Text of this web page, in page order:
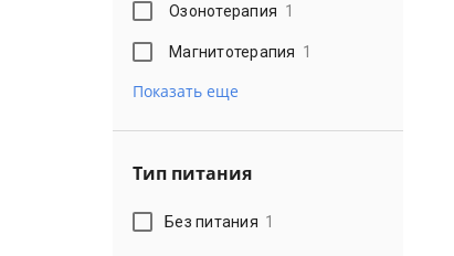
Озонотерапия 1
Магнитотерапия 1
Показать еще
Тип питания
Без питания 1